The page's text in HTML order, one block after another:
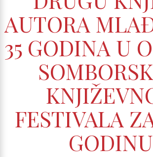
AUTORA
35 GODINA U
FESTIVALA
GODINU